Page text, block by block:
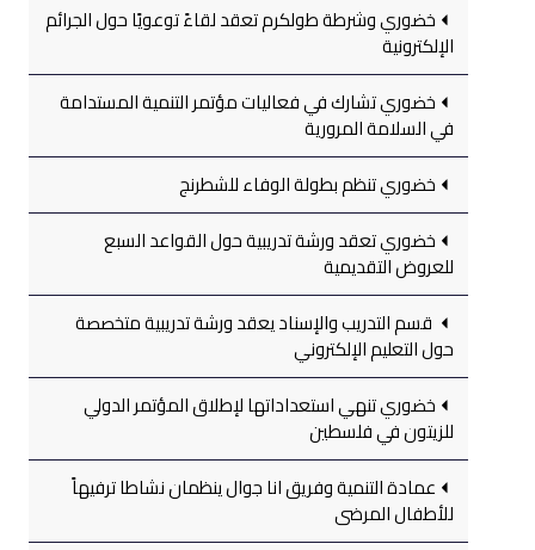
خضوري وشرطة طولكرم تعقد لقاءً توعويًا حول الجرائم
الإلكترونية
خضوري تشارك في فعاليات مؤتمر التنمية المستدامة
في السلامة المرورية
خضوري تنظم بطولة الوفاء للشطرنج
خضوري تعقد ورشة تدريبية حول القواعد السبع
للعروض التقديمية
قسم التدريب والإسناد يعقد ورشة تدريبية متخصصة
حول التعليم الإلكتروني
خضوري تنهي استعداداتها لإطلاق المؤتمر الدولي
للزيتون في فلسطين
عمادة التنمية وفريق انا جوال ينظمان نشاطا ترفيهاً
للأطفال المرضى